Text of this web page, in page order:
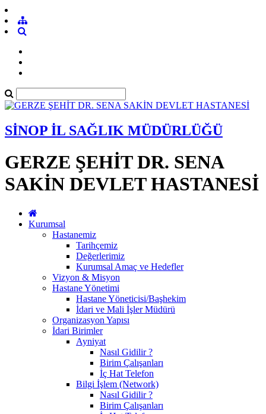
SİNOP İL SAĞLIK MÜDÜRLÜĞÜ
GERZE ŞEHİT DR. SENA
SAKİN DEVLET HASTANESİ
Kurumsal
Hastanemiz
Tarihçemiz
Değerlerimiz
Kurumsal Amaç ve Hedefler
Vizyon & Misyon
Hastane Yönetimi
Hastane Yöneticisi/Başhekim
İdari ve Mali İşler Müdürü
Organizasyon Yapısı
İdari Birimler
Ayniyat
Nasıl Gidilir ?
Birim Çalışanları
İç Hat Telefon
Bilgi İşlem (Network)
Nasıl Gidilir ?
Birim Çalışanları